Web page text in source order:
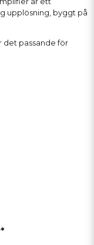
upplösning, byggt på
det passande för